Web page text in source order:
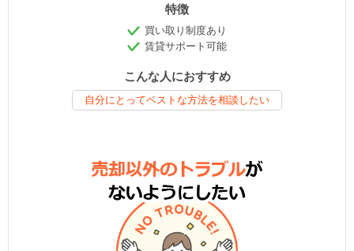
特徴
買い取り制度あり
賃貸サポート可能
こんな人におすすめ
自分にとってベストな方法を相談したい